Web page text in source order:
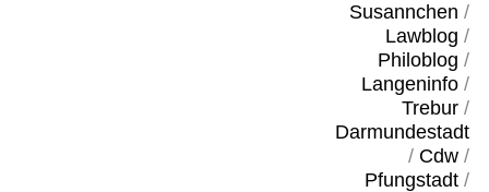
Susannchen /
Lawblog /
Philoblog /
Langeninfo/
Trebur/
Darmundestadt
/ Cdw/
Pfungstadt/